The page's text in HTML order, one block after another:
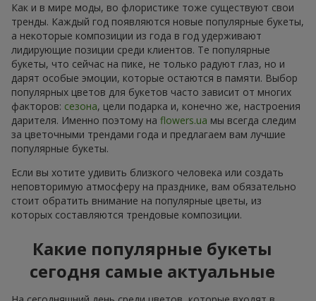
Как и в мире моды, во флористике тоже существуют свои
тренды. Каждый год появляются новые популярные букеты,
а некоторые композиции из года в год удерживают
лидирующие позиции среди клиентов. Те популярные
букеты, что сейчас на пике, не только радуют глаз, но и
дарят особые эмоции, которые остаются в памяти. Выбор
популярных цветов для букетов часто зависит от многих
факторов: сезона, цели подарка и, конечно же, настроения
дарителя. Именно поэтому на flowers.ua мы всегда следим
за цветочными трендами года и предлагаем вам лучшие
популярные букеты.
Если вы хотите удивить близкого человека или создать
неповторимую атмосферу на празднике, вам обязательно
стоит обратить внимание на популярные цветы, из
которых составляются трендовые композиции.
Какие популярные букеты
сегодня самые актуальные